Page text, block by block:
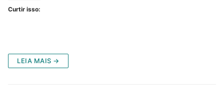
Curtir isso:
LEIA MAIS →